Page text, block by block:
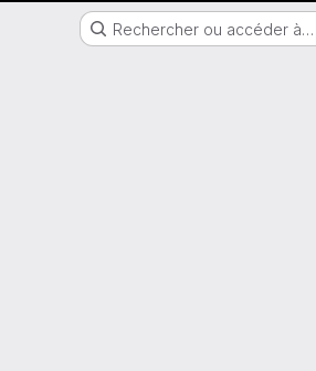
Nantes Université
Rechercher ou accéder à…